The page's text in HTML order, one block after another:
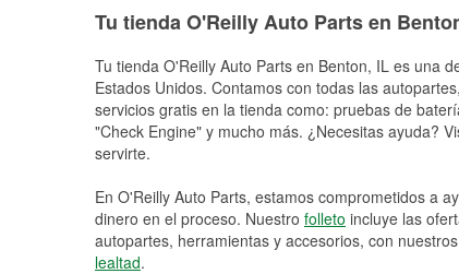
Tu tienda O'Reilly Auto Parts en
Tu tienda O'Reilly Auto Parts en Benton, IL es una
Estados Unidos. Contamos con todas las
servicios gratis en la tienda como: pruebas de
"Check Engine" y mucho más. ¿Necesitas ayuda?
servirte.
En O'Reilly Auto Parts, estamos comprometidos a
dinero en el proceso. Nuestro folleto incluye las
autopartes, herramientas y accesorios, con nuestros
lealtad.